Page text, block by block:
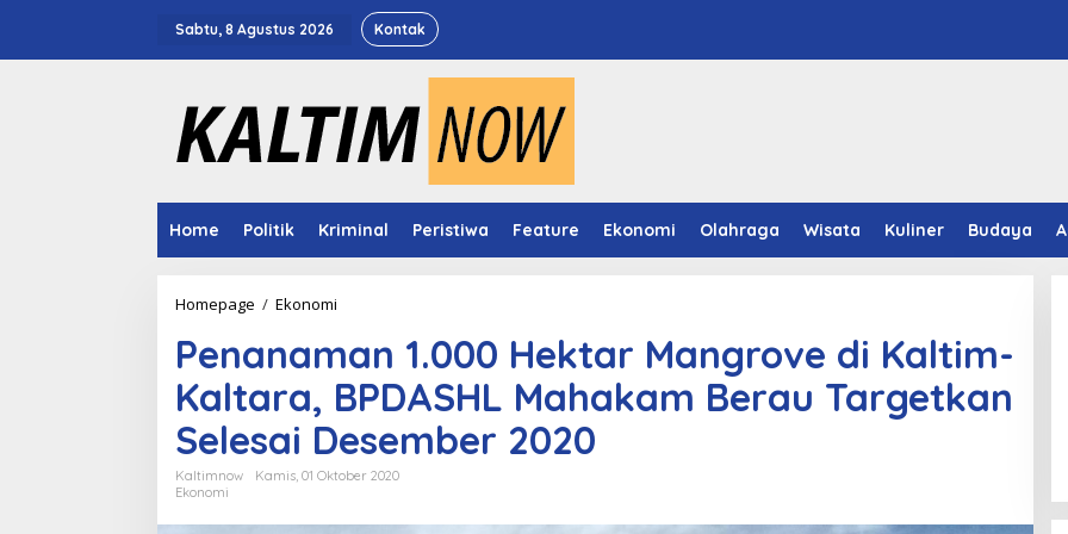
Sabtu, 8 Agustus 2026 Kontak
Home Politik Kriminal Peristiwa Feature Ekonomi Olahraga Wisata Kuliner Budaya
Homepage / Ekonomi
Hektar
Mangrove
di
Kaltim-
Kaltara,
BPDASHL
Mahakam
Penanaman 1.000 Hektar Mangrove di Kaltim-
Kaltara, BPDASHL Mahakam Berau Targetkan
Selesai Desember 2020
Kaltimnow
Kamis, 01 Oktober 2020
Ekonomi
Video Mapping Museum
Mulawarman Hidupkan Legenda